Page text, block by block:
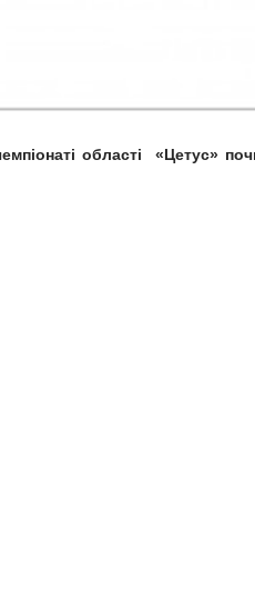
області «Цетус»